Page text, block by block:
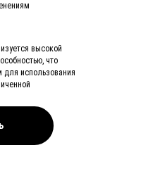
высокой
что
для использования